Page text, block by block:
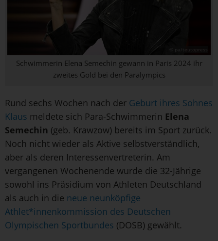
© pa/teutopress
Schwimmerin Elena Semechin gewann in Paris 2024 ihr
zweites Gold bei den Paralympics
Rund sechs Wochen nach der Geburt ihres Sohnes
Klaus meldete sich Para-Schwimmerin Elena
Semechin (geb. Krawzow) bereits im Sport zurück.
Noch nicht wieder als Aktive selbstverständlich,
aber als deren Interessenvertreterin. Am
vergangenen Wochenende wurde die 32-Jährige
sowohl ins Präsidium von Athleten Deutschland
als auch in die neue neunköpfige
Athlet*innenkommission des Deutschen
Olympischen Sportbundes (DOSB) gewählt.